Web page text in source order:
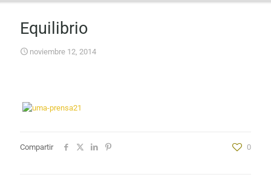
Equilibrio
noviembre 12, 2014
Compartir 0